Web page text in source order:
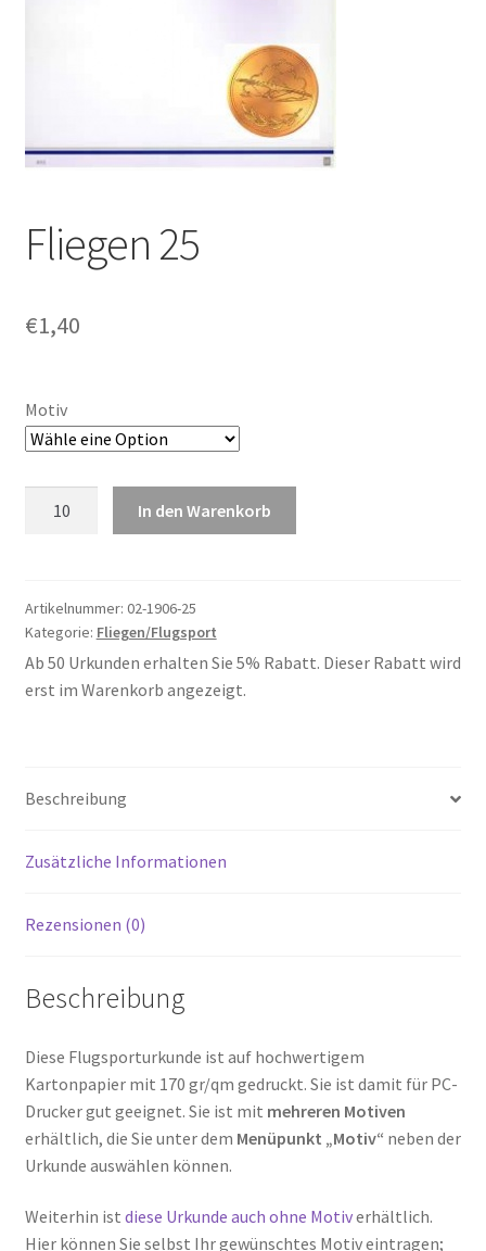
Fliegen 25
€1,40
Motiv
In den Warenkorb
Artikelnummer: 02-1906-25
Kategorie: Fliegen/Flugsport
Ab 50 Urkunden erhalten Sie 5% Rabatt. Dieser Rabatt wird
erst im Warenkorb angezeigt.
Beschreibung
Zusätzliche Informationen
Rezensionen (0)
Beschreibung
Diese Flugsporturkunde ist auf hochwertigem
Kartonpapier mit 170 gr/qm gedruckt. Sie ist damit für PC-
Drucker gut geeignet. Sie ist mit mehreren Motiven
erhältlich, die Sie unter dem Menüpunkt „Motiv“ neben der
Urkunde auswählen können.
Weiterhin ist diese Urkunde auch ohne Motiverhältlich.
Hier können Sie selbst Ihr gewünschtes Motiv eintragen;